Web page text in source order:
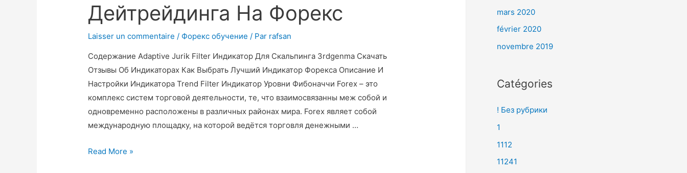
Дейтрейдинга На Форекс
Laisser un commentaire / Форекс обучение / Par rafsan
Содержание Adaptive Jurik Filter Индикатор Для Скальпинга 3rdgenma Скачать
Отзывы Об Индикаторах Как Выбрать Лучший Индикатор Форекса Описание И
Настройки Индикатора Trend Filter Индикатор Уровни Фибоначчи Forex – это
комплекс систем торговой деятельности, те, что взаимосвязанны меж собой и
одновременно расположены в различных районах мира. Forex являет собой
международную площадку, на которой ведётся торговля денежными …
Read More »
mars 2020
février 2020
novembre 2019
Catégories
! Без рубрики
1
1112
11241